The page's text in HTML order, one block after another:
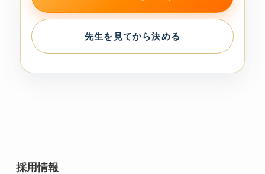
先生を見てから決める
採用情報